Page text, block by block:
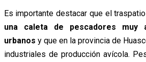
Es importante destacar que el
una caleta de pescadores muy
urbanos y que en la provincia de
industriales de producción avícola.